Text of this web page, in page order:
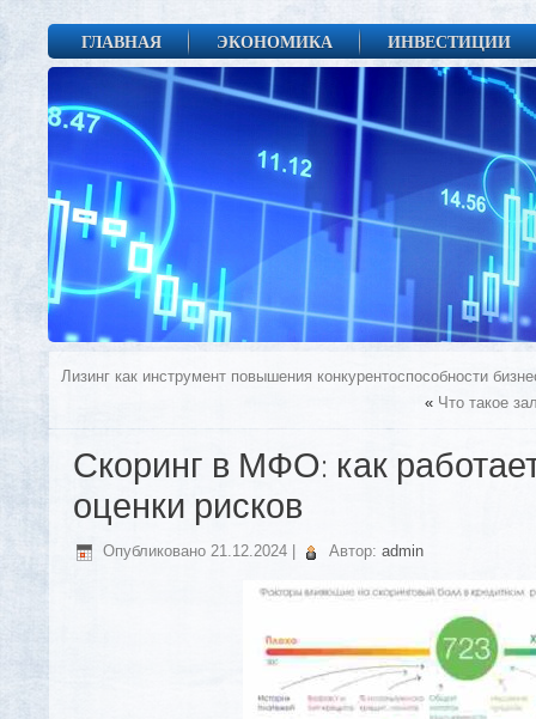
ГЛАВНАЯ ЭКОНОМИКА ИНВЕСТИЦИИ
Лизинг как инструмент повышения конкурентоспособности
« Что такое
Скоринг в МФО: как
оценки рисков
Опубликовано 21.12.2024 Автор: admin